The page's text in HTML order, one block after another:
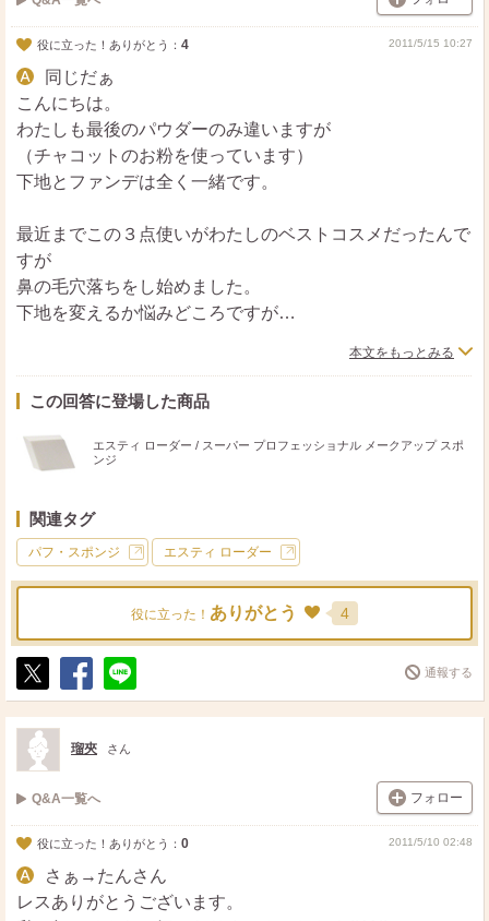
役に立った！ありがとう： 4 2011/5/15 10:27
同じだぁ
こんにちは。
わたしも最後のパウダーのみ違いますが
（チャコットのお粉を使っています）
下地とファンデは全く一緒です。
最近までこの３点使いがわたしのベストコスメだったんで
すが
鼻の毛穴落ちをし始めました。
下地を変えるか悩みどころですが
仕上がりが全然違いますよ。
わたしはファンデを指で８割くらいつけた後
ここであまり叩いちゃうとよれる気がします。
本文をもっとみる
この回答に登場した商品
エスティ ローダー / スーパー プロフェッショナル メークアップ スポ
ンジ
関連タグ
パフ・スポンジ エスティ ローダー
役に立った！ ありがとう 4
ポ
ス
ト
シ
ェ
送
る
通報する
瑠夾 さん
Q&A一覧へ フォロー
役に立った！ありがとう： 0 2011/5/10 02:48
さぁ→たんさん
レスありがとうございます。